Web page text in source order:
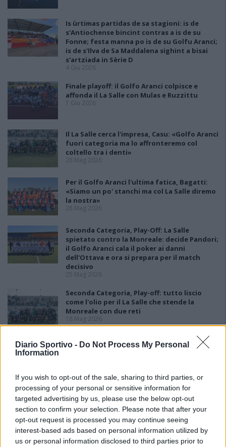
Diario Sportivo - Do Not Process My Personal
Information
If you wish to opt-out of the sale, sharing to third parties, or
processing of your personal or sensitive information for
targeted advertising by us, please use the below opt-out
section to confirm your selection. Please note that after your
opt-out request is processed you may continue seeing
interest-based ads based on personal information utilized by
us or personal information disclosed to third parties prior to
Is ùrtimas partidas de sa stagioni: is de
s'Antiochense bincint contras a is de su
Fonne; festa manna po is de su Golfu Aranci;
is de s'Ilva de Sa Maddalena sighint a bisai
s'artziada in Sèrie D
4 Giu 2026
Finale playoff: il Golfo Aranci colpisce e
affonda il La Salle con Mulas e Ruzzittu
1 Giu 2026
Il La Salle cerca l'impresa, Casu: «Golfo Aranci
fuori categoria ma lo affronteremo col
coltello tra i denti»
28 Mag 2026
Per il Golfo Aranci l'ultima fatica, Bagatti:
«Siamo un po' stanchi ma col La Salle diremo
la nostra»
28 Mag 2026
Seconda Categoria, Play-Off: La Salle
spietato contro la Monreale: decide Pandori;
il Golfo Aranci cala il poker ai danni
dell'Ottava e ora si prepara per il match
decisivo
25 Mag 2026
Seconda Categoria, Play-off: tutto liscio
come l'olio per il La Salle che stende la
Monreale con due reti
18 Mag 2026
Seconda Categoria, Play-Out: colpo grosso
del La Pineta che batte la Johannes e